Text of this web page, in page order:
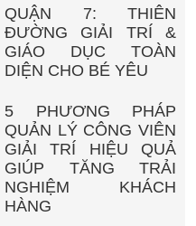
QUẬN 7: THIÊN
ĐƯỜNG GIẢI TRÍ &
GIÁO DỤC TOÀN
DIỆN CHO BÉ YÊU
5 PHƯƠNG PHÁP
QUẢN LÝ CÔNG VIÊN
GIẢI TRÍ HIỆU QUẢ
GIÚP TĂNG TRẢI
NGHIỆM KHÁCH
HÀNG